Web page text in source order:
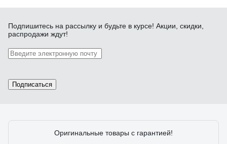
Подпишитесь на рассылку и будьте в курсе! Акции, скидки,
распродажи ждут!
Подписаться
Оригинальные товары с гарантией!